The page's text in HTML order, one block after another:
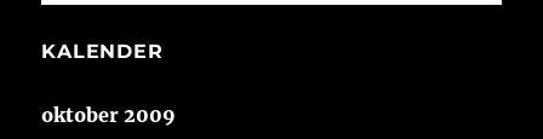
KALENDER
oktober 2009